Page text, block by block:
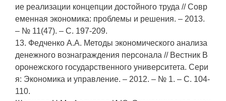
ие реализации концепции достойного труда // Совр
еменная экономика: проблемы и решения. – 2013.
– № 11(47). – С. 197-209.
13. Федченко А.А. Методы экономического анализа
денежного вознаграждения персонала // Вестник В
оронежского государственного университета. Сери
я: Экономика и управление. – 2012. – № 1. – С. 104-
110.